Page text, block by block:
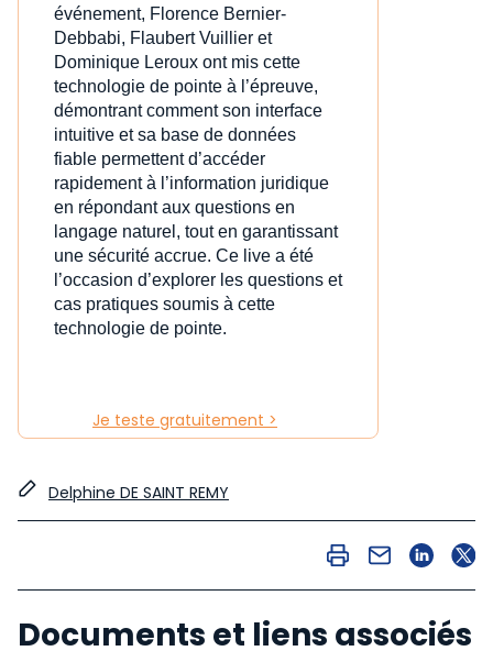
événement, Florence Bernier-
Debbabi, Flaubert Vuillier et
Dominique Leroux ont mis cette
technologie de pointe à l’épreuve,
démontrant comment son interface
intuitive et sa base de données
fiable permettent d’accéder
rapidement à l’information juridique
en répondant aux questions en
langage naturel, tout en garantissant
une sécurité accrue. Ce live a été
l’occasion d’explorer les questions et
cas pratiques soumis à cette
technologie de pointe.
Je teste gratuitement >
Delphine DE SAINT REMY
Documents et liens associés